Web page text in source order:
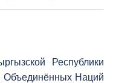
Республики
Наций